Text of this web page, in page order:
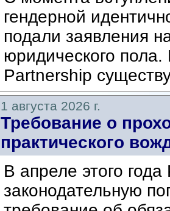
гендерной
подали заявления
юридического
Partnership
1 августа 2026 г.
Требование о
практического
В апреле этого
законодательную